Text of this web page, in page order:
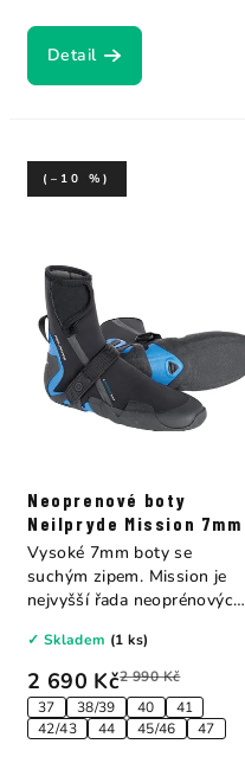
Detail
Neoprenové boty
Neilpryde Mission 7mm
2 690 Kč2 990 Kč
(–10 %)
37 38/39 40
41
42/43
44 45/46 47
✓ Skladem (1 ks)
Vysoké 7mm boty se
suchým zipem. Mission je
nejvyšší řada neoprénových